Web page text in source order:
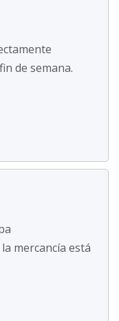
de semana.
mercancía está